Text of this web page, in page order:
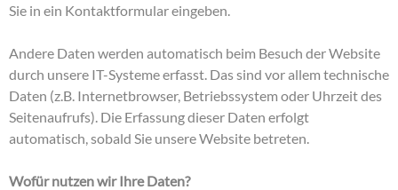
Sie in ein Kontaktformular eingeben.
Andere Daten werden automatisch beim Besuch der Website
durch unsere IT-Systeme erfasst. Das sind vor allem technische
Daten (z.B. Internetbrowser, Betriebssystem oder Uhrzeit des
Seitenaufrufs). Die Erfassung dieser Daten erfolgt
automatisch, sobald Sie unsere Website betreten.
Wofür nutzen wir Ihre Daten?